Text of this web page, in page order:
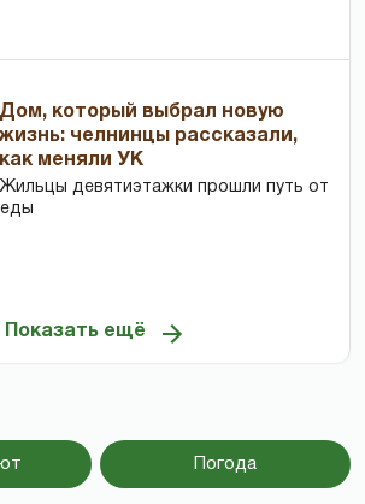
Дом, который выбрал новую
жизнь: челнинцы рассказали,
как меняли УК
Жильцы девятиэтажки прошли путь от
Показать ещё
Погода